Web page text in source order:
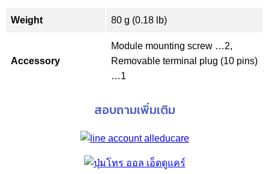
Weight 80 g (0.18 lb)
Accessory
Module mounting screw …2,
Removable terminal plug (10 pins)
…1
สอบถามเพิ่มเติม